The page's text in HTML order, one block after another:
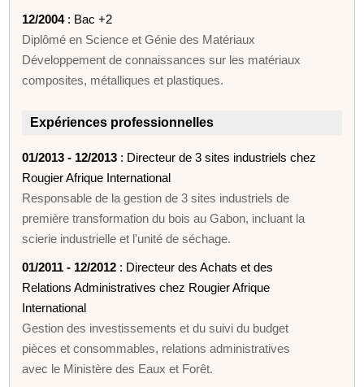
12/2004: Bac +2
Diplômé en Science et Génie des Matériaux
Développement de connaissances sur les matériaux
composites, métalliques et plastiques.
Expériences professionnelles
01/2013 - 12/2013 : Directeur de 3 sites industriels chez
Rougier Afrique International
Responsable de la gestion de 3 sites industriels de
première transformation du bois au Gabon, incluant la
scierie industrielle et l'unité de séchage.
01/2011 - 12/2012 : Directeur des Achats et des
Relations Administratives chez Rougier Afrique
International
Gestion des investissements et du suivi du budget
pièces et consommables, relations administratives
avec le Ministère des Eaux et Forêt.